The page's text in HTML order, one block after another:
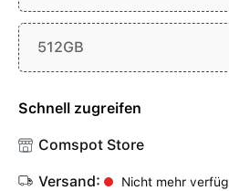
512GB
Schnell zugreifen
Comspot Store
Versand: Nicht mehr